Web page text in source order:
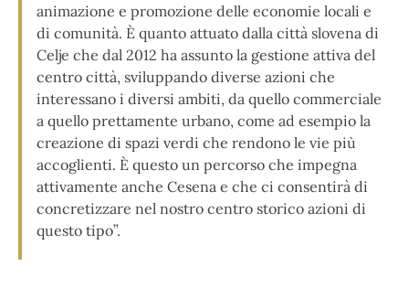
animazione e promozione delle economie locali e
di comunità. È quanto attuato dalla città slovena di
Celje che dal 2012 ha assunto la gestione attiva del
centro città, sviluppando diverse azioni che
interessano i diversi ambiti, da quello commerciale
a quello prettamente urbano, come ad esempio la
creazione di spazi verdi che rendono le vie più
accoglienti. È questo un percorso che impegna
attivamente anche Cesena e che ci consentirà di
concretizzare nel nostro centro storico azioni di
questo tipo”.